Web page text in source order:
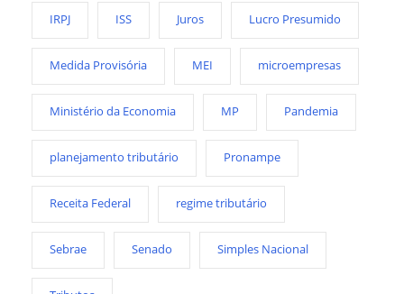
IRPJ ISS Juros Lucro Presumido
Medida Provisória MEI microempresas
Ministério da Economia MP Pandemia
planejamento tributário Pronampe
Receita Federal regime tributário
Sebrae Senado Simples Nacional